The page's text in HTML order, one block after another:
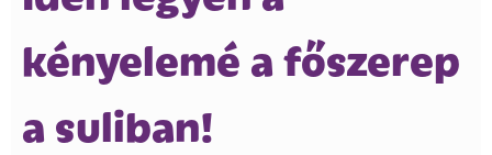
kényelemé a főszerep
a suliban!